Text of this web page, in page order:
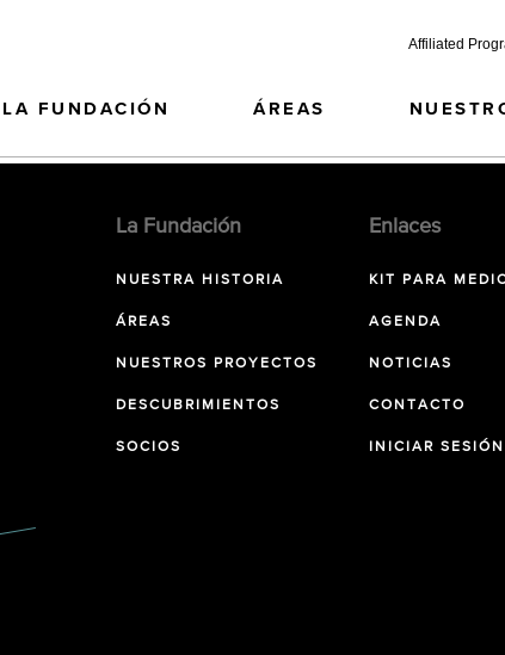
Affiliated
LA FUNDACIÓN ÁREAS
La Fundación
NUESTRA HISTORIA
ÁREAS
NUESTROS PROYECTOS
DESCUBRIMIENTOS
SOCIOS
Enlaces
KIT PARA
AGENDA
NOTICIAS
CONTACTO
INICIAR SESIÓN